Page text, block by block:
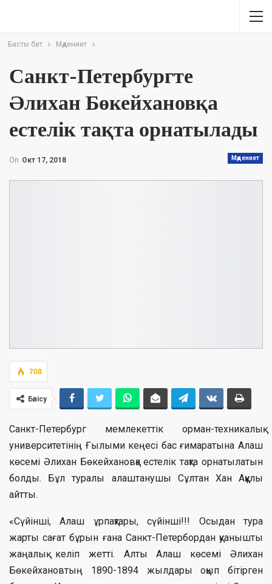
Басты бет Мәдениет
Санкт-Петербургте
Əлихан Бөкейхановқа
естелік тақта орнатылады
Мәдениет
On Окт 17, 2018
708
Бөлісу
Санкт-Петербург мемлекеттік орман-техникалық
университетінің Ғылыми кеңесі бас ғимаратына Алаш
көсемі Əлихан Бөкейхановқа естелік тақта орнатылатын
болды. Бұл туралы алаштанушы Сұлтан Хан Аққұлы
айтты.
«Сүйінші, Алаш ұрпақтары, сүйінші!!! Осыдан тура
жарты сағат бұрын ғана Санкт-Петербордан қуанышты
жаңалық келіп жетті. Алты Алаш көсемі Әлихан
Бөкейхановтың 1890-1894 жылдары оқып бітірген